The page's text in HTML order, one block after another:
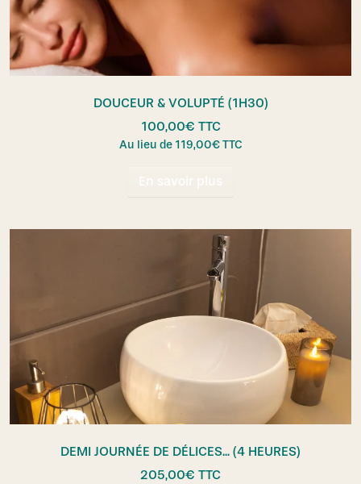
DOUCEUR & VOLUPTÉ (1H30)
100,00€ TTC
Au lieu de 119,00€TTC
En savoir plus
DEMI JOURNÉE DE DÉLICES... (4 HEURES)
205,00€ TTC